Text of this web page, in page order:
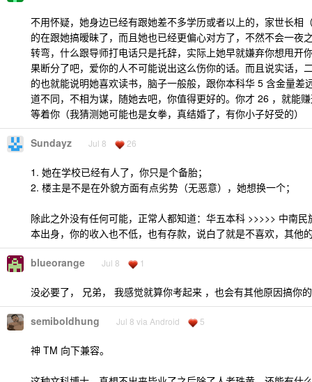
不用怀疑，她身边已经有跟她差不多学历或者以上的，家世长相
的在跟她搞暧昧了，而且她也已经更偏心对方了，不然不会一夜
转弯，什么跟导师打电话只是托辞，实际上她早就嫌弃你想甩开
果断分了吧，爱你的人不可能说出这么伤你的话。而且说实话，
的也就能说明她喜欢读书，脑子一般般，跟你本科华 5 含金量差
道不同，不相为谋，随她去吧，你值得更好的。你才 26 ，就能
等着你（我猜测她可能也是女拳，真结婚了，有你小子好受的）
Sundayz Jul 8 26
1. 她在学校已经有人了，你只是个备胎；
2. 楼主是不是在外貌方面有点劣势（无恶意），她想换一个；
除此之外没有任何可能，正常人都知道：华五本科 >>>>> 中南
本出身，你的收入也不低，也有存款，说白了就是不喜欢，其他
blueorange Jul 8 1
没必要了， 兄弟， 我感觉就算你考起来 ，也会有其他原因搞你
semiboldhung Jul 8 via Android 5
神 TM 向下兼容。